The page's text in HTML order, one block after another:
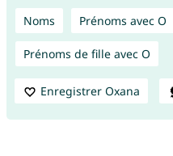
Noms Prénoms avec O
Prénoms de fille avec O
Enregistrer Oxana